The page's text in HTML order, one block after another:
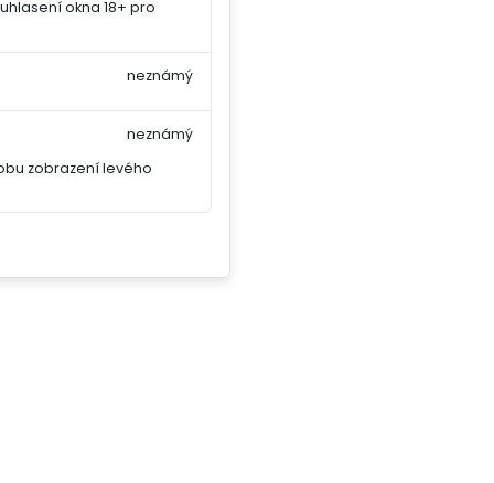
okna 18+ pro
neznámý
zobrazení levého
neznámý